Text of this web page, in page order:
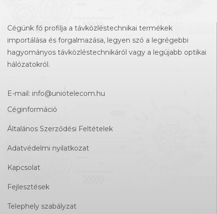
Cégünk fő profilja a távközléstechnikai termékek
importálása és forgalmazása, legyen szó a legrégebbi
hagyományos távközléstechnikáról vagy a legújabb optikai
hálózatokról.
E-mail: info@uniotelecom.hu
Céginformáció
Általános Szerződési Feltételek
Adatvédelmi nyilatkozat
Kapcsolat
Fejlesztések
Telephely szabályzat